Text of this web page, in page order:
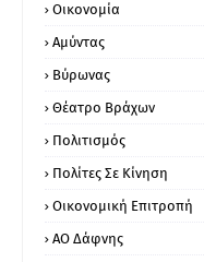
Οικονομία
Αμύντας
Βύρωνας
Θέατρο Βράχων
Πολιτισμός
Πολίτες Σε Κίνηση
Οικονομική Επιτροπή
ΑΟ Δάφνης